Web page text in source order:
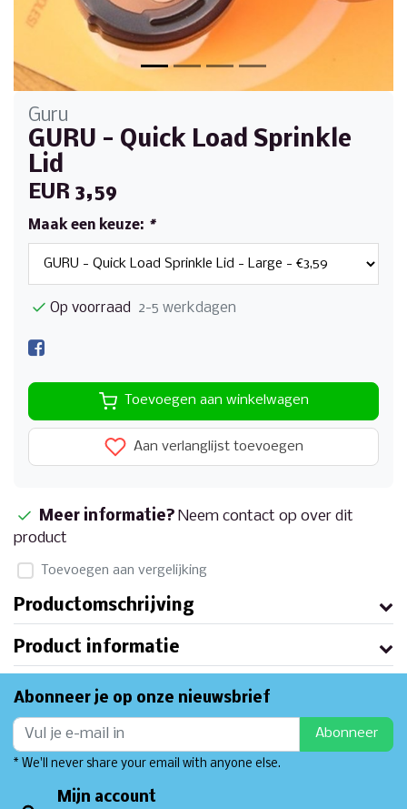
Guru
GURU - Quick Load Sprinkle
Lid
EUR 3,59
Maak een keuze: *
Op voorraad 2-5 werkdagen
Toevoegen aan winkelwagen
Aan verlanglijst toevoegen
Meer informatie? Neem contact op over dit
product
Toevoegen aan vergelijking
Productomschrijving
Product informatie
Abonneer je op onze nieuwsbrief
Abonneer
* We'll never share your email with anyone else.
Mijn account